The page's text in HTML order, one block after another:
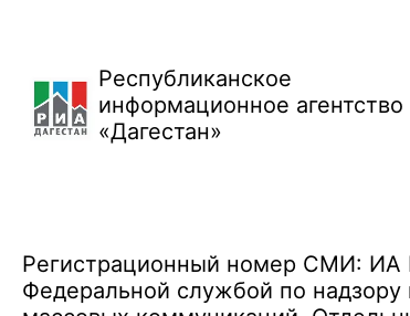
Республиканское
информационное агентство
«Дагестан»
Регистрационный номер СМИ: ИА
Федеральной службой по